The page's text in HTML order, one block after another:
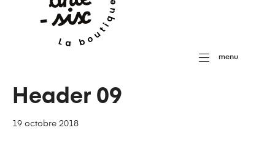
menu
Header 09
19 octobre 2018